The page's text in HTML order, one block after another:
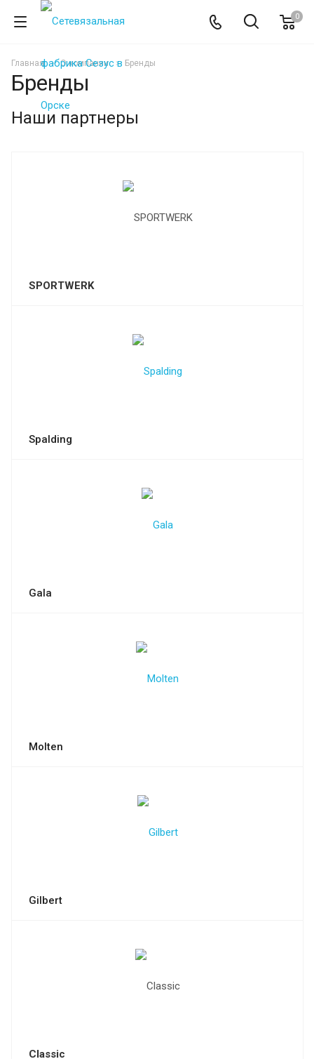
0
Главная О компании Бренды
Бренды
Наши партнеры
SPORTWERK
Spalding
Gala
Molten
Gilbert
Classic